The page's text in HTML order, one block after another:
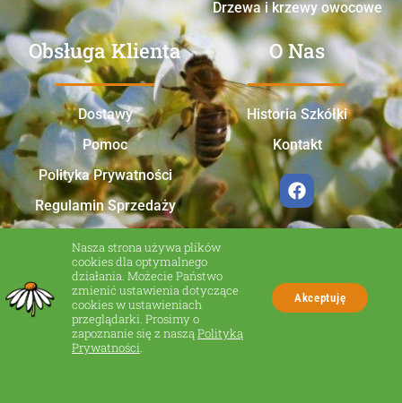
Drzewa i krzewy owocowe
Obsługa Klienta
Dostawy
Pomoc
Polityka Prywatności
Regulamin Sprzedaży
O Nas
Historia Szkółki
Kontakt
Made in Zakliczyn
Nasza strona używa plików
cookies dla optymalnego
działania. Możecie Państwo
zmienić ustawienia dotyczące
cookies w ustawieniach
przeglądarki. Prosimy o
zapoznanie się z nasząPolityką
Prywatności.
Akceptuję